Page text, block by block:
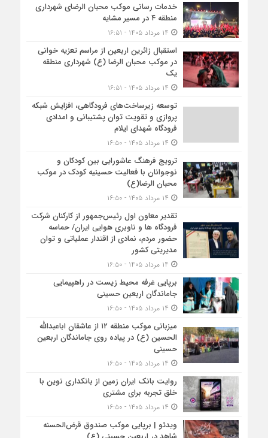
خدمات رسانی موکب محبان الرضای شهرداری
منطقه ۴ در مسیر مشایه
استقبال زائرین اربعین از مراسم تعزیه خوانی
در موکب محبان الرضا (ع) شهرداری منطقه
یک
توسعه زیرساخت‌های فرودگاهی، افزایش شبکه
پروازی و تقویت توان پشتیبانی و امدادی
فرودگاه شهدای ایلام
ترویج فرهنگ عاشورایی بین کودکان و
نوجوانان با فعالیت حسینیه کودک در موکب
محبان الرضا(ع)
تقدیر معاون اول رئیس‌جمهور از کارکنان شرکت
فرودگاه ها و ناوبری هوایی ایران/ حماسه
حضور مردم، نمادی از اقتدار عملیاتی و توان
مدیریتی کشور
برپایی غرفه محیط زیست در راهپیمایی
جاماندگان اربعین حسینی
میزبانی موکب منطقه ۱۲ از عاشقان اباعبدالله
الحسین (ع) در پیاده روی جاماندگان اربعین
حسینی
روایت بانک ایران زمین از بانکداری نوین با
خلق تجربه برای مشتری
ویدئو | برپایی موکب صندوق قرض‌الحسنه